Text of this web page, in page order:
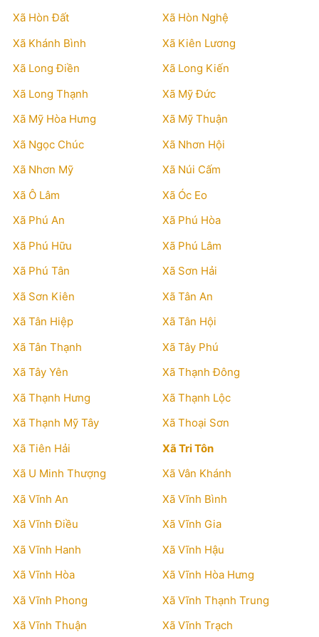
Xã Hòn Đất
Xã Hòn Nghệ
Xã Khánh Bình
Xã Kiên Lương
Xã Long Điền
Xã Long Kiến
Xã Long Thạnh
Xã Mỹ Đức
Xã Mỹ Hòa Hưng
Xã Mỹ Thuận
Xã Ngọc Chúc
Xã Nhơn Hội
Xã Nhơn Mỹ
Xã Núi Cấm
Xã Ô Lâm
Xã Óc Eo
Xã Phú An
Xã Phú Hòa
Xã Phú Hữu
Xã Phú Lâm
Xã Phú Tân
Xã Sơn Hải
Xã Sơn Kiên
Xã Tân An
Xã Tân Hiệp
Xã Tân Hội
Xã Tân Thạnh
Xã Tây Phú
Xã Tây Yên
Xã Thạnh Đông
Xã Thạnh Hưng
Xã Thạnh Lộc
Xã Thạnh Mỹ Tây
Xã Thoại Sơn
Xã Tiên Hải
Xã Tri Tôn
Xã U Minh Thượng
Xã Vân Khánh
Xã Vĩnh An
Xã Vĩnh Bình
Xã Vĩnh Điều
Xã Vĩnh Gia
Xã Vĩnh Hanh
Xã Vĩnh Hậu
Xã Vĩnh Hòa
Xã Vĩnh Hòa Hưng
Xã Vĩnh Phong
Xã Vĩnh Thạnh Trung
Xã Vĩnh Thuận
Xã Vĩnh Trạch